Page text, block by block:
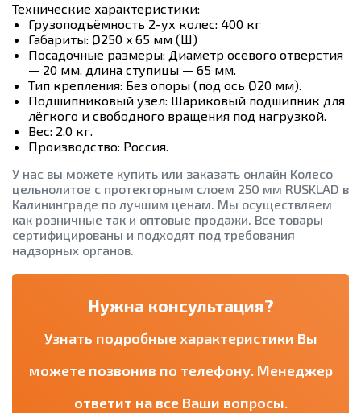
Технические характеристики:
Грузоподъёмность 2-ух колес: 400 кг
Габариты: Ø250 x 65 мм (Ш)
Посадочные размеры: Диаметр осевого отверстия
— 20 мм, длина ступицы — 65 мм.
Тип крепления: Без опоры (под ось Ø20 мм).
Подшипниковый узел: Шариковый подшипник для
лёгкого и свободного вращения под нагрузкой.
Вес: 2,0 кг.
Производство: Россия.
У нас вы можете купить или заказать онлайн Колесо
цельнолитое с протекторным слоем 250 мм RUSKLAD в
Калининграде по лучшим ценам. Мы осуществляем
как розничные так и оптовые продажи. Все товары
сертифицированы и подходят под требования
надзорных органов.
Нужна консультация?
Узнать подробные характеристики Вы
можете позвонив по телефону. Менеджер
ответит на все Ваши вопросы.